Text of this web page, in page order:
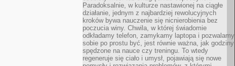
Paradoksalnie, w kulturze nastawionej na ciągłe
działanie, jednym z najbardziej rewolucyjnych
kroków bywa nauczenie się nicnierobienia bez
poczucia winy. Chwila, w której świadomie
odkładamy telefon, zamykamy laptopa i pozwalamy
sobie po prostu być, jest równie ważna, jak godziny
spędzone na nauce czy treningu. To wtedy
regeneruje się ciało i umysł, pojawiają się nowe